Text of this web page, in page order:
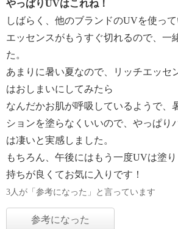
やっぱりUVはこれね！
しばらく、他のブランドのUVを使っ
エッセンスがもうすぐ切れるので、一
た。
あまりに暑い夏なので、リッチエッセ
はおしまいにしてみたら
なんだかお肌が呼吸しているようで、
ションを塗らなくいいので、やっぱり
は凄いと実感しました。
もちろん、午後にはもう一度UVは塗
持ちが良くてお気に入りです！
3人が「参考になった」と言っています
参考になった